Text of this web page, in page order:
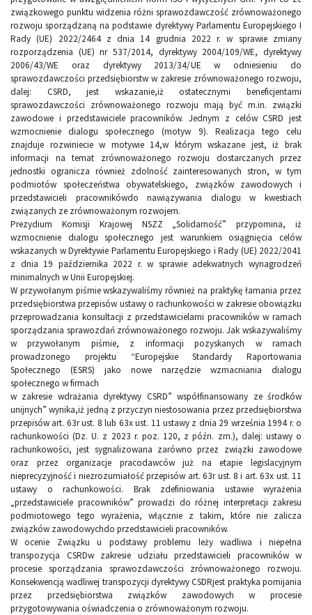
związkowego punktu widzenia różni sprawozdawczość zrównoważonego
rozwoju sporządzaną na podstawie dyrektywy Parlamentu Europejskiego I
Rady (UE) 2022/2464 z dnia 14 grudnia 2022 r. w sprawie zmiany
rozporządzenia (UE) nr 537/2014, dyrektywy 2004/109/WE, dyrektywy
2006/43/WE oraz dyrektywy 2013/34/UE w odniesieniu do
sprawozdawczości przedsiębiorstw w zakresie zrównoważonego rozwoju,
dalej: CSRD, jest wskazanie,iż ostatecznymi beneficjentami
sprawozdawczości zrównoważonego rozwoju mają być m.in. związki
zawodowe i przedstawiciele pracowników. Jednym z celów CSRD jest
wzmocnienie dialogu społecznego (motyw 9). Realizacja tego celu
znajduje rozwiniecie w motywie 14,w którym wskazane jest, iż brak
informacji na temat zrównoważonego rozwoju dostarczanych przez
jednostki ogranicza również zdolność zainteresowanych stron, w tym
podmiotów społeczeństwa obywatelskiego, związków zawodowych i
przedstawicieli pracownikówdo nawiązywania dialogu w kwestiach
związanych ze zrównoważonym rozwojem.
Prezydium Komisji Krajowej NSZZ „Solidarność” przypomina, iż
wzmocnienie dialogu społecznego jest warunkiem osiągnięcia celów
wskazanych w Dyrektywie Parlamentu Europejskiego i Rady (UE) 2022/2041
z dnia 19 października 2022 r. w sprawie adekwatnych wynagrodzeń
minimalnych w Unii Europejskiej.
W przywołanym piśmie wskazywaliśmy również na praktykę łamania przez
przedsiębiorstwa przepisów ustawy o rachunkowości w zakresie obowiązku
przeprowadzania konsultacji z przedstawicielami pracowników w ramach
sporządzania sprawozdań zrównoważonego rozwoju. Jak wskazywaliśmy
w przywołanym piśmie, z informacji pozyskanych w ramach
prowadzonego projektu “Europejskie Standardy Raportowania
Społecznego (ESRS) jako nowe narzędzie wzmacniania dialogu
społecznego w firmach
w zakresie wdrażania dyrektywy CSRD” współfinansowany ze środków
unijnych” wynika,iż jedną z przyczyn niestosowania przez przedsiębiorstwa
przepisów art. 63r ust. 8 lub 63x ust. 11 ustawy z dnia 29 września 1994 r. o
rachunkowości (Dz. U. z 2023 r. poz. 120, z późn. zm.), dalej: ustawy o
rachunkowości, jest sygnalizowana zarówno przez związki zawodowe
oraz przez organizacje pracodawców już na etapie legislacyjnym
nieprecyzyjność i niezrozumiałość przepisów art. 63r ust. 8 i art. 63x ust. 11
ustawy o rachunkowości. Brak zdefiniowania ustawie wyrażenia
„przedstawiciele pracowników” prowadzi do różnej interpretacji zakresu
podmiotowego tego wyrażenia, włącznie z takim, które nie zalicza
związków zawodowychdo przedstawicieli pracowników.
W ocenie Związku u podstawy problemu leży wadliwa i niepełna
transpozycja CSRDw zakresie udziału przedstawicieli pracowników w
procesie sporządzania sprawozdawczości zrównoważonego rozwoju.
Konsekwencją wadliwej transpozycji dyrektywy CSDRjest praktyka pomijania
przez przedsiębiorstwa związków zawodowych w procesie
przygotowywania oświadczenia o zrównoważonym rozwoju.